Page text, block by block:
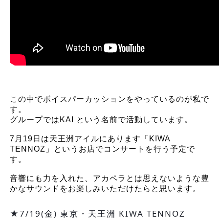
この中でボイスパーカッションをやっているのが私で
す。
グループではKAI という名前で活動しています。
7月19日は天王洲アイルにあります「KIWA
TENNOZ」というお店でコンサートを行う予定で
す。
音響にも力を入れた、アカペラとは思えないような豊
かなサウンドをお楽しみいただけたらと思います。
★7/19(金) 東京・天王洲 KIWA TENNOZ